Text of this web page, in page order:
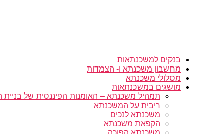
בנקים למשכנתאות
מחשבון משכנתא ו- הצמדות
מסלולי משכנתא
מושגים במשכנתאות
תמהיל משכנתא – האומנות הפיננסית של
ריבית על המשכנתא
משכנתא לנכים
הקפאת משכנתא